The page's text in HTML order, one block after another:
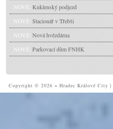
NOVÉ: Kuklenský podjezd
NOVÉ: Stacionář v Třebši
NOVÉ: Nová hvězdárna
NOVÉ: Parkovací dům FNHK
Copyright © 2026 ~ Hradec Králové City |